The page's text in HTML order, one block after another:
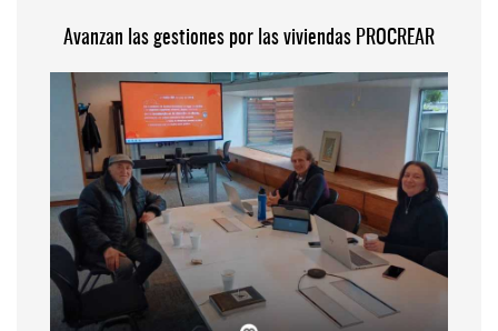
Avanzan las gestiones por las viviendas PROCREAR